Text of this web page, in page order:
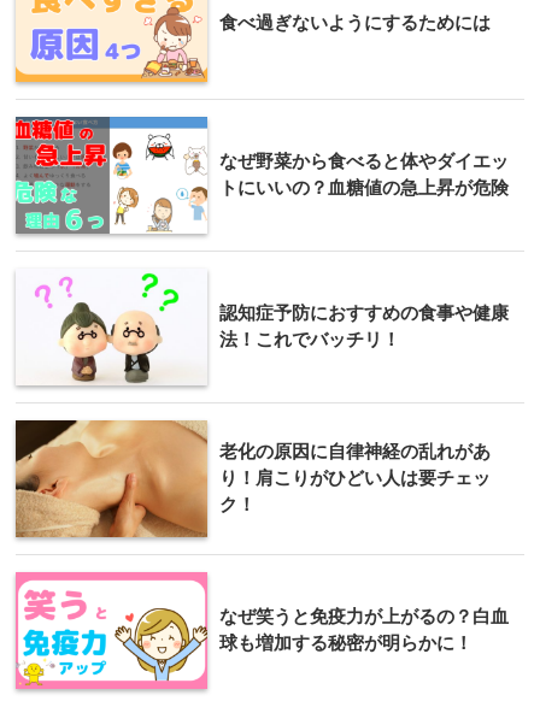
食べ過ぎないようにするためには
なぜ野菜から食べると体やダイエッ
トにいいの？血糖値の急上昇が危険
認知症予防におすすめの食事や健康
法！これでバッチリ！
老化の原因に自律神経の乱れがあ
り！肩こりがひどい人は要チェッ
ク！
なぜ笑うと免疫力が上がるの？白血
球も増加する秘密が明らかに！